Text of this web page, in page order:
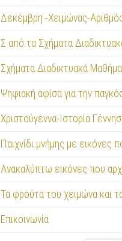
Δεκέμβρη -Χειμώνας-
Σ από τα Σχήματα
Σχήματα Διαδικτυακά
Ψηφιακή αφίσα για την
Χριστούγεννα-Ιστορία
Παιχνίδι μνήμης με
Ανακαλύπτω εικόνες που
Τα φρούτα του χειμώνα και
Επικοινωνία